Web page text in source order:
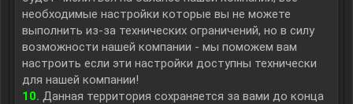
необходимые настройки которые вы не можете
выполнить из-за технических ограничений, но в силу
возможности нашей компании - мы поможем вам
настроить если эти настройки доступны технически
для нашей компании!
10. Данная территория сохраняется за вами до конца